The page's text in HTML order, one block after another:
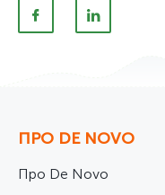
ПРО DE NOVO
Про De Novo